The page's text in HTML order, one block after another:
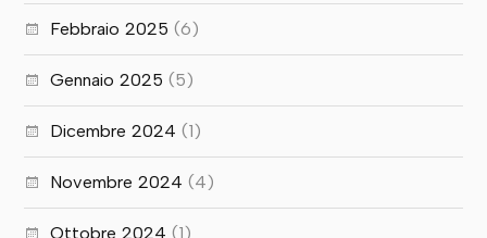
Febbraio 2025 (6)
Gennaio 2025 (5)
Dicembre 2024 (1)
Novembre 2024 (4)
Ottobre 2024 (1)